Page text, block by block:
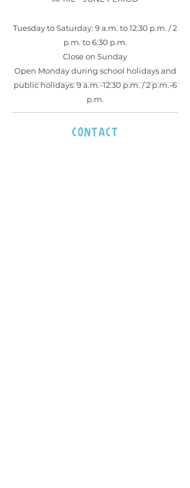
Tuesday to Saturday: 9 a.m. to 12:30 p.m. / 2
p.m. to 6:30 p.m.
Close on Sunday
Open Monday during school holidays and
public holidays: 9 a.m.-12:30 p.m. / 2 p.m.-6
p.m.
contact